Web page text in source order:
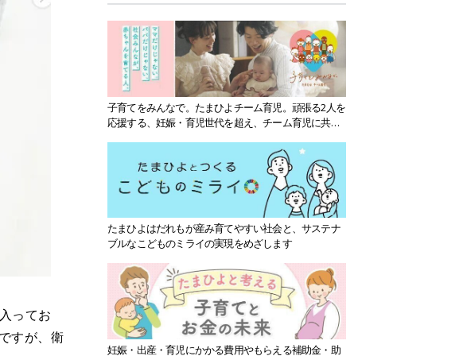
ってお
すが、衛
子育てをみんなで。たまひよチーム育児。頑張る2人を
応援する、妊娠・育児世代を超え、チーム育児に共感
たまひよはだれもが産み育てやすい社会と、サステナ
ブルなこどものミライの実現をめざします
妊娠・出産・育児にかかる費用やもらえる補助金・助